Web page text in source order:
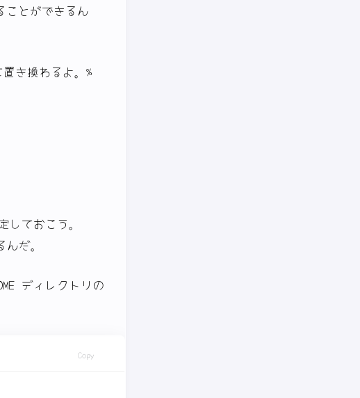
とができるん
き換わるよ。%
ておこう。
だ。
ディレクトリの
Copy